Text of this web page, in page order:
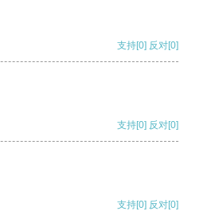
支持[0] 反对[0]
支持[0] 反对[0]
支持[0] 反对[0]